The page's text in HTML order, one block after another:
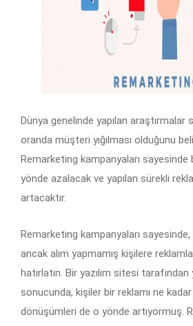
Dünya genelinde yapılan araştırmalar
oranda müşteri yığılması olduğunu
Remarketing kampanyaları sayesinde
yönde azalacak ve yapılan sürekli
artacaktır.
Remarketing kampanyaları
ancak alım yapmamış kişilere
hatırlatın. Bir yazılım sitesi tarafından
sonucunda, kişiler bir reklamı ne
dönüşümleri de o yönde artıyormuş.